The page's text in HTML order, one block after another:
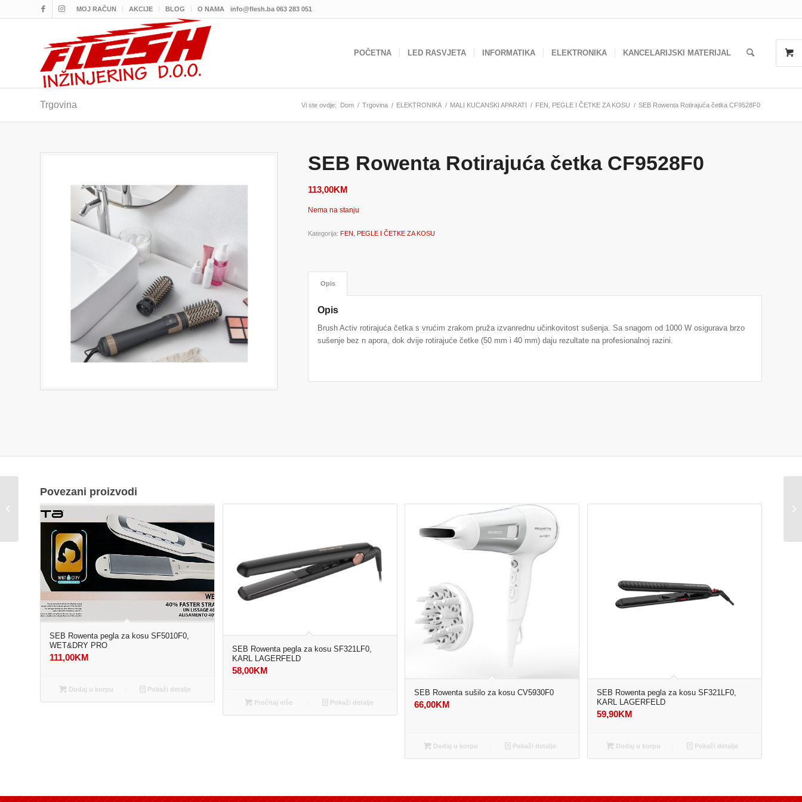
MOJ RAČUN AKCIJE BLOG O NAMA info@flesh.ba 063 283 051
POČETNA LED RASVJETA INFORMATIKA ELEKTRONIKA KANCELARIJSKI MATERIJAL
Trgovina Vi ste ovdje: Dom / Trgovina / ELEKTRONIKA / MALI KUCANSKI APARATI / FEN, PEGLE I ČETKE ZA KOSU / SEB Rowenta Rotirajuća četka CF9528F0
SEB Rowenta Rotirajuća četka CF9528F0
113,00KM
Nema na stanju
Kategorija: FEN, PEGLE I ČETKE ZA KOSU
Opis
Opis
Brush Activ rotirajuća četka s vrućim zrakom pruža izvanrednu učinkovitost sušenja. Sa snagom od 1000 W osigurava brzo
sušenje bez n apora, dok dvije rotirajuće četke (50 mm i 40 mm) daju rezultate na profesionalnoj razini.
Povezani proizvodi
SEB Rowenta pegla za kosu SF5010F0,
WET&DRY PRO
111,00KM
Dodaj u korpu Pokaži detalje
SEB Rowenta pegla za kosu SF321LF0,
KARL LAGERFELD
58,00KM
Pročitaj više Pokaži detalje
SEB Rowenta sušilo za kosu CV5930F0
66,00KM
Dodaj u korpu Pokaži detalje
SEB Rowenta pegla za kosu SF321LF0,
KARL LAGERFELD
59,90KM
Dodaj u korpu Pokaži detalje
VIVAX HOME glačalo
IR-2201CC